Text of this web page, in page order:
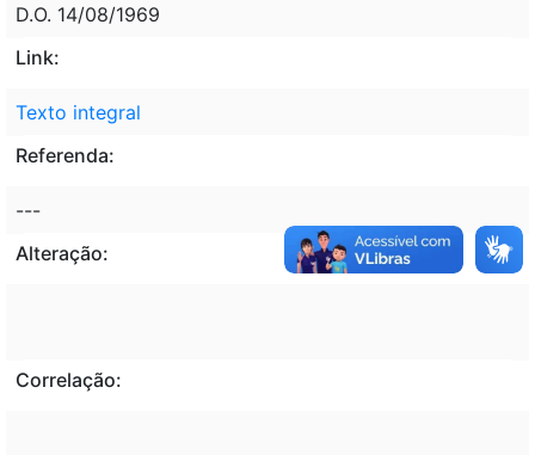
D.O. 14/08/1969
Link:
Texto integral
Referenda:
---
Alteração:
Correlação: